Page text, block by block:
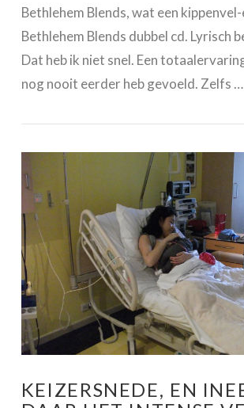
VIEW POST
Bethlehem Blends, wat een
Bethlehem Blends dubbel cd. Lyrisch
Dat heb ik niet snel. Een
nog nooit eerder heb gevoeld. Zelfs …
KEIZERSNEDE, EN